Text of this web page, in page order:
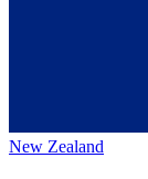
New Zealand